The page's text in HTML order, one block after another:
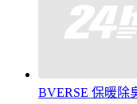
BVERSE 保暖除